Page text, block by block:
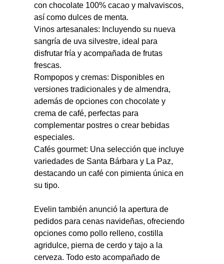
con chocolate 100% cacao y malvaviscos,
así como dulces de menta.
Vinos artesanales: Incluyendo su nueva
sangría de uva silvestre, ideal para
disfrutar fría y acompañada de frutas
frescas.
Rompopos y cremas: Disponibles en
versiones tradicionales y de almendra,
además de opciones con chocolate y
crema de café, perfectas para
complementar postres o crear bebidas
especiales.
Cafés gourmet: Una selección que incluye
variedades de Santa Bárbara y La Paz,
destacando un café con pimienta única en
su tipo.
Evelin también anunció la apertura de
pedidos para cenas navideñas, ofreciendo
opciones como pollo relleno, costilla
agridulce, pierna de cerdo y tajo a la
cerveza. Todo esto acompañado de